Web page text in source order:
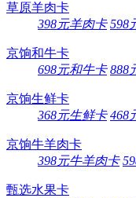
草原羊肉卡
398元羊肉卡 598
京饷和牛卡
698元和牛卡 888
京饷生鲜卡
368元生鲜卡 468
京饷牛羊肉卡
398元牛羊肉卡
甄选水果卡